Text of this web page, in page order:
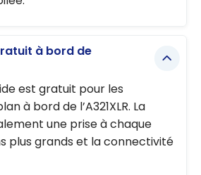
à bord de
est gratuit pour les
à bord de l’A321XLR. La
une prise à chaque
plus grands et la connectivité